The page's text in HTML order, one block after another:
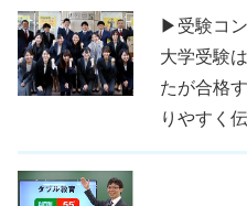
▶受験コ
大学受験
たが合格
りやすく